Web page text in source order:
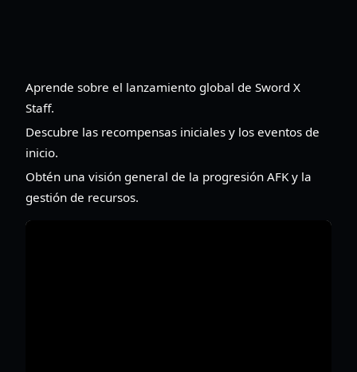
Aprende sobre el lanzamiento global de Sword X
Staff.
Descubre las recompensas iniciales y los eventos de
inicio.
Obtén una visión general de la progresión AFK y la
gestión de recursos.